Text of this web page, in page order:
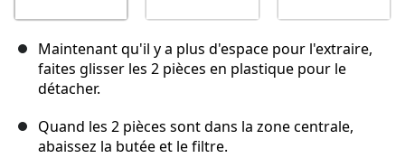
Maintenant qu'il y a plus d'espace pour l'extraire,
faites glisser les 2 pièces en plastique pour le
détacher.
Quand les 2 pièces sont dans la zone centrale,
abaissez la butée et le filtre.